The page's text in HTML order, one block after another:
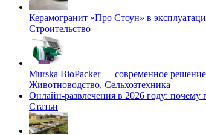
Керамогранит «Про Стоун» в
Строительство
Murska BioPacker — современное решение
Животноводство, Сельхозтехника
Онлайн-развлечения в 2026 году:
Статьи